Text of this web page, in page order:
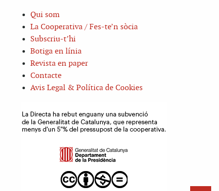
Qui som
La Cooperativa / Fes-te’n sòcia
Subscriu-t’hi
Botiga en línia
Revista en paper
Contacte
Avis Legal & Política de Cookies